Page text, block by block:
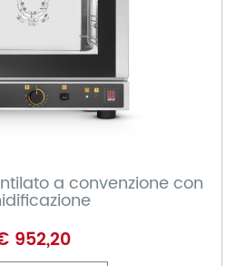
a convenzione con
952,20